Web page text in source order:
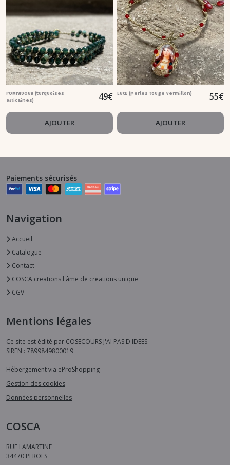
POMPADOUR (turquoises
africaines)
49€
AJOUTER
LUCE (perles rouge vermillon) 55€
AJOUTER
Paiements sécurisés
Navigation
Accueil
Catalogue
Contact
COSCA creations l'âme de creations unique
CGV
Mentions légales
Ce site est édité par COSECOURS J'AI PAS D'IDEES.
SIREN : 7899849800019
Hébergement via eProShopping
Gestion des cookies
Données personnelles
COSCA
RUE LAMARTINE
34470 PEROLS